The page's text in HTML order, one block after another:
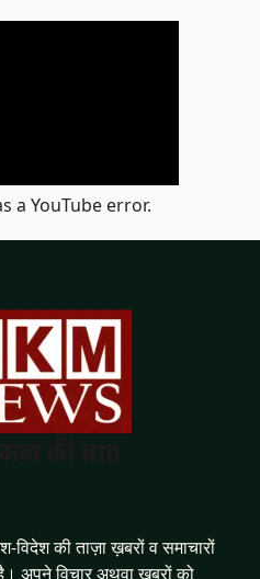
a YouTube error.
की ताज़ा ख़बरों व समाचारों
अपने विचार अथवा ख़बरों को